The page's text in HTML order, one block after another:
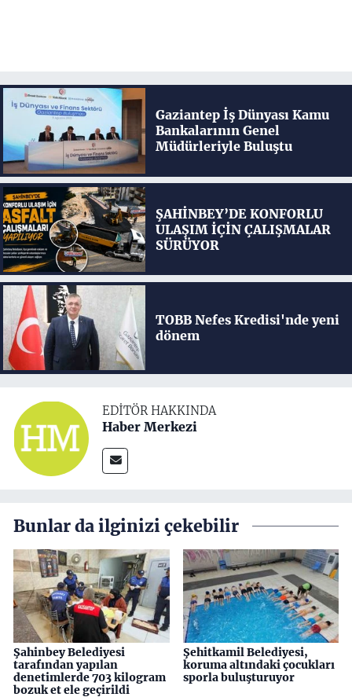
Gaziantep İş Dünyası Kamu
Bankalarının Genel
Müdürleriyle Buluştu
ŞAHİNBEY’DE KONFORLU
ULAŞIM İÇİN ÇALIŞMALAR
SÜRÜYOR
TOBB Nefes Kredisi'nde yeni
dönem
EDITÖR HAKKINDA
Haber Merkezi
Bunlar da ilginizi çekebilir
Şahinbey Belediyesi
tarafından yapılan
denetimlerde 703 kilogram
bozuk et ele geçirildi
Şehitkamil Belediyesi,
koruma altındaki çocukları
sporla buluşturuyor